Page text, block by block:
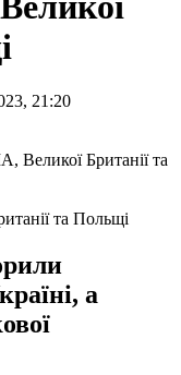
21:20
та Польщі
а